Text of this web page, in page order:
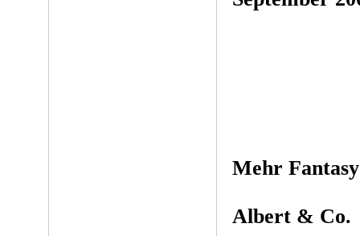
Mehr
Albert & Co.